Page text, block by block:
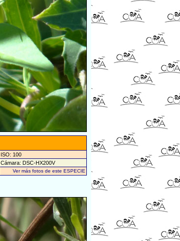
ISO: 100
Cámara: DSC-HX200V
Ver más fotos de este ESPECIE